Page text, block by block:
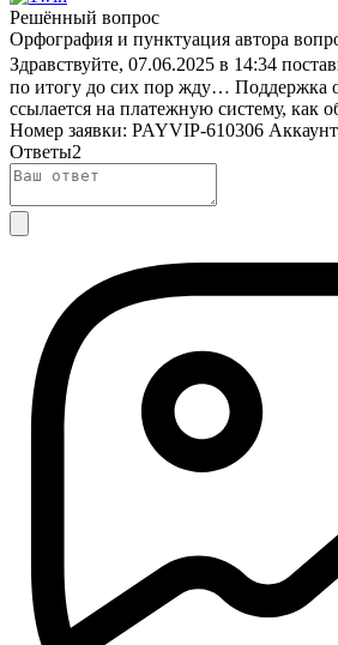
Решённый вопрос
Орфография и пунктуация автора
Здравствуйте, 07.06.2025 в 14:34
по итогу до сих пор жду… Поддержка
ссылается на платежную систему, как
Номер заявки: PAYVIP-610306
Ответы2